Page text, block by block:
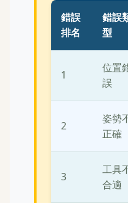
錯誤
排名
錯誤
型
1
位置
誤
2
姿勢
正確
3
工具
合適